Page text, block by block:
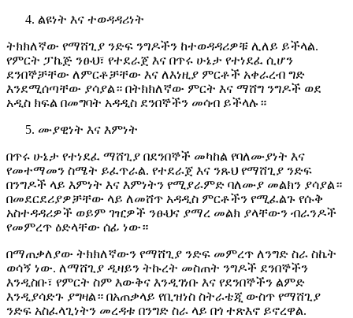
ልዩነት እና ተወዳዳሪነት
ትክክለኛው የማሸጊያ ንድፍ ንግዶችን ከተወዳዳሪዎቹ ሊለይ ይችላል.
የምርት ፓኬጅ ንፁህ፣ የተደራጀ እና በጥሩ ሁኔታ የተነደፈ ሲሆን
ደንበኞቻቸው ለምርቶቻቸው እና ለእነዚያ ምርቶች አቀራረብ ግድ
እንደሚሰጣቸው ያሳያል። በትክክለኛው ምርት እና ማሸግ ንግዶች ወደ
አዲስ ክፍል በመግባት አዳዲስ ደንበኞችን መሳብ ይችላሉ።
ሙያዊነት እና እምነት
በጥሩ ሁኔታ የተነደፈ ማሸጊያ በደንበኞች መካከል የባለሙያነት እና
የመተማመን ስሜት ይፈጥራል. የተደራጀ እና ንጹህ የማሸጊያ ንድፍ
በንግዶች ላይ እምነት እና እምነትን የሚያራምድ ባለሙያ መልክን ያሳያል።
በመደርደሪያዎቻቸው ላይ ለመሸጥ አዳዲስ ምርቶችን የሚፈልጉ የሱቅ
አስተዳዳሪዎች ወይም ገዢዎች ንፁህና ያማረ መልክ ያላቸውን ብራንዶች
የመምረጥ ዕድላቸው ሰፊ ነው።
በማጠቃለያው ትክክለኛውን የማሸጊያ ንድፍ መምረጥ ለንግድ ስራ ስኬት
ወሳኝ ነው. ለማሸጊያ ዲዛይን ትኩረት መስጠት ንግዶች ደንበኞችን
እንዲስቡ፣ የምርት ስም እውቅና እንዲገነቡ እና የደንበኞችን ልምድ
እንዲያሳድጉ ያግዛል። በአጠቃላይ የቢዝነስ ስትራቴጂ ውስጥ የማሸጊያ
ንድፍ አስፈላጊነትን መረዳቱ በንግድ ስራ ላይ በጎ ተጽእኖ ይኖረዋል.